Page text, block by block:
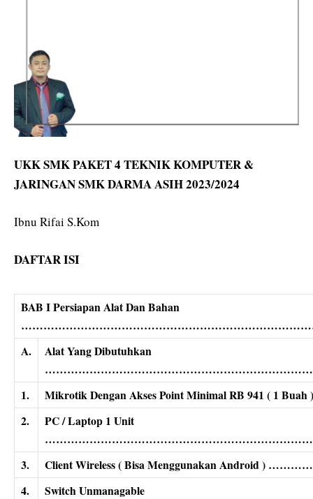
UKK SMK PAKET 4 TEKNIK KOMPUTER &
JARINGAN SMK DARMA ASIH 2023/2024
Ibnu Rifai S.Kom
DAFTAR ISI
BAB I Persiapan Alat Dan Bahan
A.
Alat Yang Dibutuhkan
1.
Mikrotik Dengan Akses Point Minimal RB 941
2.
PC / Laptop 1 Unit
3.
Client Wireless ( Bisa Menggunakan
4.
Switch Unmanagable